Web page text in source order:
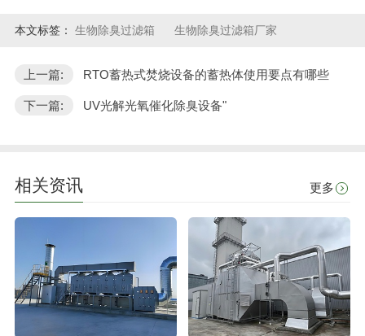
本文标签： 生物除臭过滤箱 生物除臭过滤箱厂家
上一篇: RTO蓄热式焚烧设备的蓄热体使用要点有哪些
下一篇: UV光解光氧催化除臭设备"
相关资讯 更多